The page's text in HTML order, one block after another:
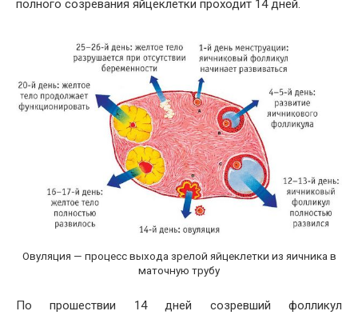
полного созревания яйцеклетки проходит 14 дней.
Овуляция — процесс выхода зрелой яйцеклетки из яичника в
маточную трубу
По прошествии 14 дней созревший фолликул